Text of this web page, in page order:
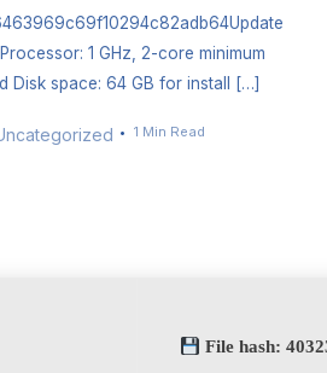
1 GHz, 2-core minimum
Disk space: 64 GB for install […]
1 Min Read
File hash: